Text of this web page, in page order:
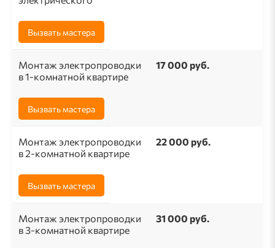
Вызвать мастера
Монтаж электропроводки
в 1-комнатной квартире
17 000 руб.
Вызвать мастера
Монтаж электропроводки
в 2-комнатной квартире
22 000 руб.
Вызвать мастера
Монтаж электропроводки
в 3-комнатной квартире
31 000 руб.